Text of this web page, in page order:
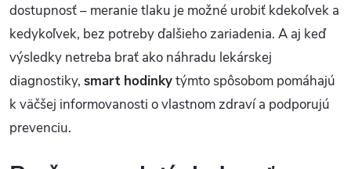
dostupnosť – meranie tlaku je možné urobiť kdekoľvek a
kedykoľvek, bez potreby ďalšieho zariadenia. A aj keď
výsledky netreba brať ako náhradu lekárskej
diagnostiky, smart hodinkytýmto spôsobom pomáhajú
k väčšej informovanosti o vlastnom zdraví a podporujú
prevenciu.